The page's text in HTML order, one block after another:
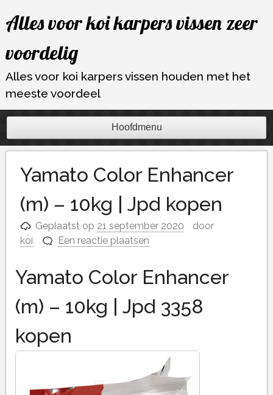
naar
inhoud
Alles voor koi karpers vissen zeer
voordelig
Alles voor koi karpers vissen houden met het
meeste voordeel
Hoofdmenu
Yamato Color Enhancer
(m) – 10kg | Jpd kopen
Geplaatst op 21 september 2020
door
koi
Een reactie plaatsen
Yamato Color Enhancer
(m) – 10kg | Jpd 3358
kopen